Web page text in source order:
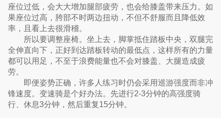
座位过低，会大大增加腿部疲劳，也会给膝盖带来压力。如
果座位过高，胯部不时两边扭动，不但不舒服而且降低效
率，且看上去很滑稽。
所以要调整座椅。坐上去，脚掌抵住踏板中央，双腿完
全伸直向下，正好到达踏板转动的最低点，这样所有的力量
都可以用足，不至于浪费能量也不会对膝盖、大腿造成疲
劳。
即便姿势正确，许多人练习时仍会采用巡游强度而非冲
锋速度。变速骑是个好办法。先进行2-3分钟的高强度骑
行、休息3分钟，然后重复15分钟。